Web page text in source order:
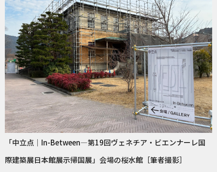
「中立点｜In-Between―第19回ヴェネチア・ビエンナーレ国
際建築展日本館展示帰国展」会場の桜水館［筆者撮影］